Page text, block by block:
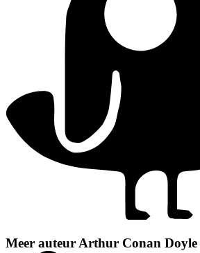
Meer auteur Arthur Conan Doyle